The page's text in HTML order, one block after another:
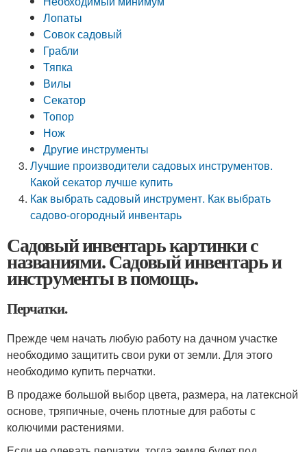
Лопаты
Совок садовый
Грабли
Тяпка
Вилы
Секатор
Топор
Нож
Другие инструменты
Лучшие производители садовых инструментов.
Какой секатор лучше купить
Как выбрать садовый инструмент. Как выбрать
садово-огородный инвентарь
Садовый инвентарь картинки с
названиями. Садовый инвентарь и
инструменты в помощь.
Перчатки.
Прежде чем начать любую работу на дачном участке
необходимо защитить свои руки от земли. Для этого
необходимо купить перчатки.
В продаже большой выбор цвета, размера, на латексной
основе, тряпичные, очень плотные для работы с
колючими растениями.